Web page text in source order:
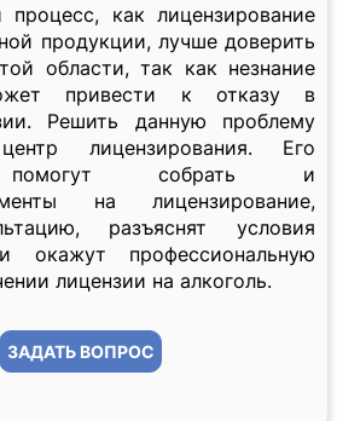
процесс, как лицензирование
продукции, лучше доверить
области, так как незнание
привести к отказу в
Решить данную проблему
лицензирования. Его
помогут собрать и
на лицензирование,
разъяснят условия
окажут профессиональную
лицензии на алкоголь.
ЗАДАТЬ ВОПРОС